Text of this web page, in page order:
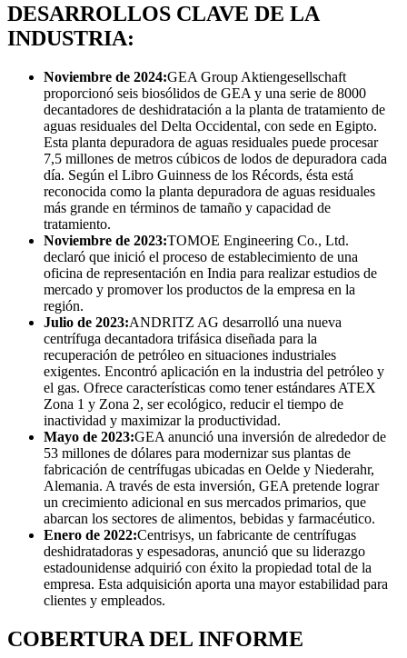
DESARROLLOS CLAVE DE LA
INDUSTRIA:
Noviembre de 2024:GEA Group Aktiengesellschaft
proporcionó seis biosólidos de GEA y una serie de 8000
decantadores de deshidratación a la planta de tratamiento de
aguas residuales del Delta Occidental, con sede en Egipto.
Esta planta depuradora de aguas residuales puede procesar
7,5 millones de metros cúbicos de lodos de depuradora cada
día. Según el Libro Guinness de los Récords, ésta está
reconocida como la planta depuradora de aguas residuales
más grande en términos de tamaño y capacidad de
tratamiento.
Noviembre de 2023:TOMOE Engineering Co., Ltd.
declaró que inició el proceso de establecimiento de una
oficina de representación en India para realizar estudios de
mercado y promover los productos de la empresa en la
región.
Julio de 2023:ANDRITZ AG desarrolló una nueva
centrífuga decantadora trifásica diseñada para la
recuperación de petróleo en situaciones industriales
exigentes. Encontró aplicación en la industria del petróleo y
el gas. Ofrece características como tener estándares ATEX
Zona 1 y Zona 2, ser ecológico, reducir el tiempo de
inactividad y maximizar la productividad.
Mayo de 2023:GEA anunció una inversión de alrededor de
53 millones de dólares para modernizar sus plantas de
fabricación de centrífugas ubicadas en Oelde y Niederahr,
Alemania. A través de esta inversión, GEA pretende lograr
un crecimiento adicional en sus mercados primarios, que
abarcan los sectores de alimentos, bebidas y farmacéutico.
Enero de 2022:Centrisys, un fabricante de centrífugas
deshidratadoras y espesadoras, anunció que su liderazgo
estadounidense adquirió con éxito la propiedad total de la
empresa. Esta adquisición aporta una mayor estabilidad para
clientes y empleados.
COBERTURA DEL INFORME